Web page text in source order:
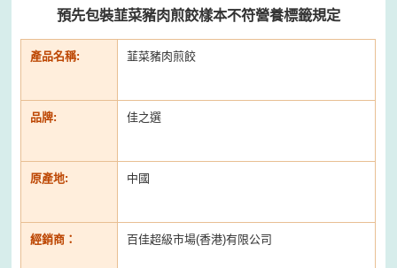
預先包裝韮菜豬肉煎餃樣本不符營養標籤規定
產品名稱: 韮菜豬肉煎餃
品牌: 佳之選
原產地: 中國
經銷商： 百佳超級市場(香港)有限公司